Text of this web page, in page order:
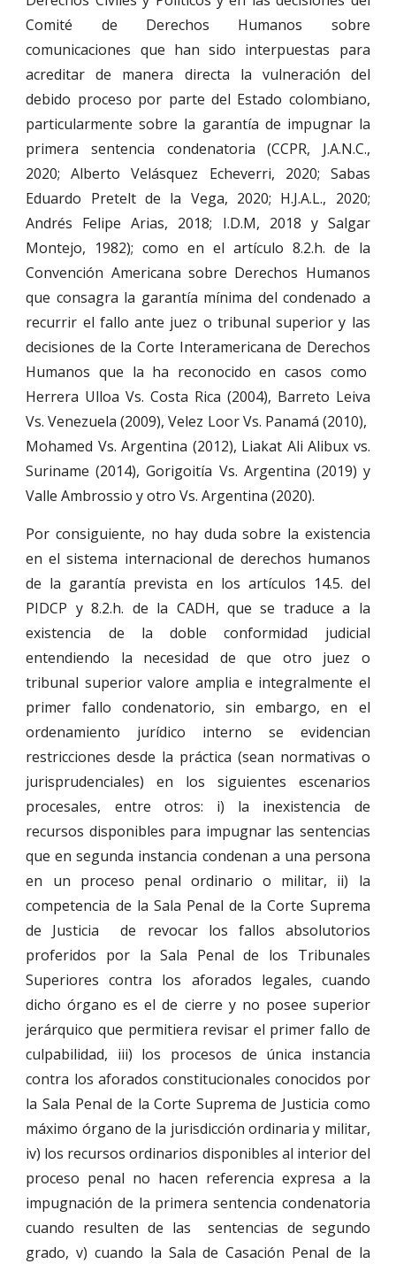
Comité de Derechos Humanos sobre
comunicaciones que han sido interpuestas para
acreditar de manera directa la vulneración del
debido proceso por parte del Estado colombiano,
particularmente sobre la garantía de impugnar la
primera sentencia condenatoria (CCPR, J.A.N.C.,
2020; Alberto Velásquez Echeverri, 2020; Sabas
Eduardo Pretelt de la Vega, 2020; H.J.A.L., 2020;
Andrés Felipe Arias, 2018; I.D.M, 2018 y Salgar
Montejo, 1982); como en el artículo 8.2.h. de la
Convención Americana sobre Derechos Humanos
que consagra la garantía mínima del condenado a
recurrir el fallo ante juez o tribunal superior y las
decisiones de la Corte Interamericana de Derechos
Humanos que la ha reconocido en casos como
Herrera Ulloa Vs. Costa Rica (2004), Barreto Leiva
Vs. Venezuela (2009), Velez Loor Vs. Panamá (2010),
Mohamed Vs. Argentina (2012), Liakat Ali Alibux vs.
Suriname (2014), Gorigoitía Vs. Argentina (2019) y
Valle Ambrossio y otro Vs. Argentina (2020).
Por consiguiente, no hay duda sobre la existencia
en el sistema internacional de derechos humanos
de la garantía prevista en los artículos 14.5. del
PIDCP y 8.2.h. de la CADH, que se traduce a la
existencia de la doble conformidad judicial
entendiendo la necesidad de que otro juez o
tribunal superior valore amplia e integralmente el
primer fallo condenatorio, sin embargo, en el
ordenamiento jurídico interno se evidencian
restricciones desde la práctica (sean normativas o
jurisprudenciales) en los siguientes escenarios
procesales, entre otros: i) la inexistencia de
recursos disponibles para impugnar las sentencias
que en segunda instancia condenan a una persona
en un proceso penal ordinario o militar, ii) la
competencia de la Sala Penal de la Corte Suprema
de Justicia de revocar los fallos absolutorios
proferidos por la Sala Penal de los Tribunales
Superiores contra los aforados legales, cuando
dicho órgano es el de cierre y no posee superior
jerárquico que permitiera revisar el primer fallo de
culpabilidad, iii) los procesos de única instancia
contra los aforados constitucionales conocidos por
la Sala Penal de la Corte Suprema de Justicia como
máximo órgano de la jurisdicción ordinaria y militar,
iv) los recursos ordinarios disponibles al interior del
proceso penal no hacen referencia expresa a la
impugnación de la primera sentencia condenatoria
cuando resulten de las sentencias de segundo
grado, v) cuando la Sala de Casación Penal de la